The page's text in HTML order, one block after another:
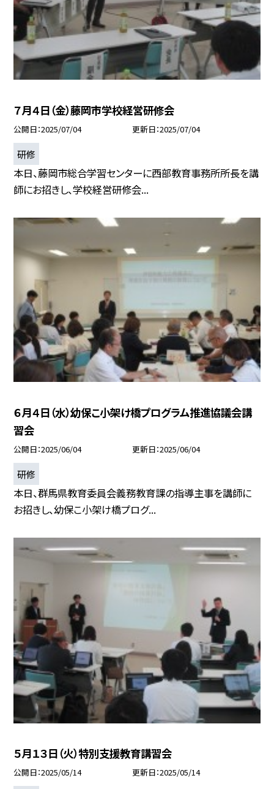
７月４日（金）藤岡市学校経営研修会
公開日 2025/07/04 更新日 2025/07/04
研修
本日、藤岡市総合学習センターに西部教育事務所所長を講
師にお招きし、学校経営研修会...
６月４日（水）幼保こ小架け橋プログラム推進協議会講
習会
公開日 2025/06/04 更新日 2025/06/04
研修
本日、群馬県教育委員会義務教育課の指導主事を講師に
お招きし、幼保こ小架け橋プログ...
５月１３日（火）特別支援教育講習会
公開日 2025/05/14 更新日 2025/05/14